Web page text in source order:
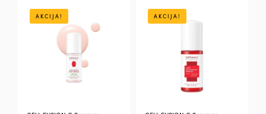
AKCIJA! AKCIJA!